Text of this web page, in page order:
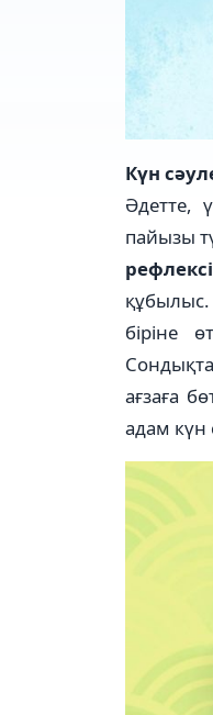
Күн
Әдетте,
пайызы
біріне
ағзаға
адам күн